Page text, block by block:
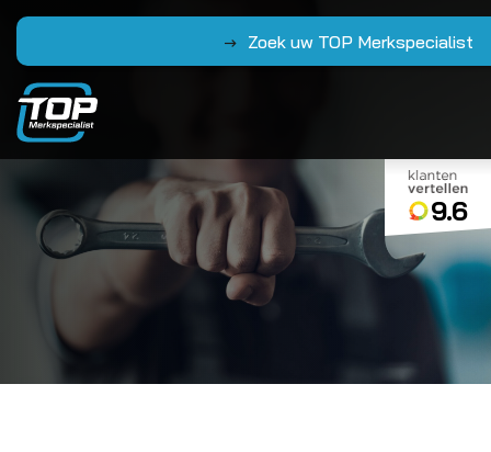
Zoek uw TOP Merkspecialist
9.6